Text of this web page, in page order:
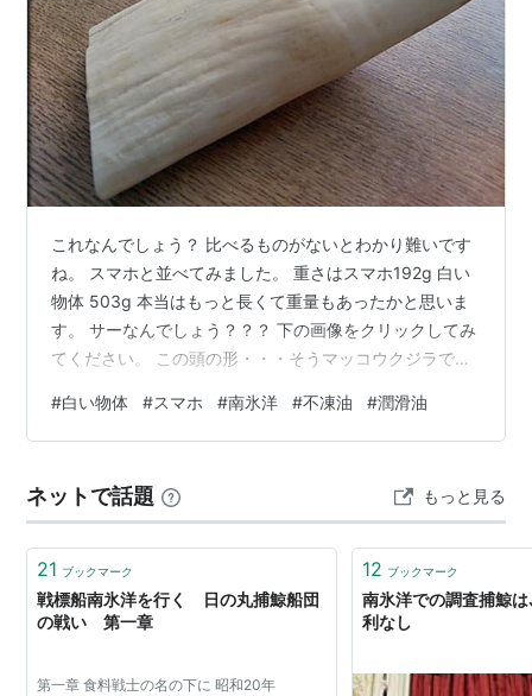
これなんでしょう？ 比べるものがないとわかり難いです
ね。 スマホと並べてみました。 重さはスマホ192g 白い
物体 503g 本当はもっと長くて重量もあったかと思いま
す。 サーなんでしょう？？？ 下の画像をクリックしてみ
てください。 この頭の形・・・そうマッコウクジラで
まれてから、弟は鯨肉の洋上買い付けに南氷洋へ。当
時、ソ連はロケットの潤滑油として、不凍油であるマッ
ジラの歯はロシア人からウイスキーと交換で手に入れた
ものだそうです。 名前を掘るために削っているので、も
っと重かったと思いま…
#白い物体 #スマホ #南氷洋 #不凍油 #潤滑油
ネットで話題 もっと見る
21 ブックマーク
戦標船南氷洋を行く 日の丸捕鯨船団
の戦い 第一章
第一章 食料戦士の名の下に 昭和20年
12 ブックマーク
南氷洋での調査捕鯨
利なし